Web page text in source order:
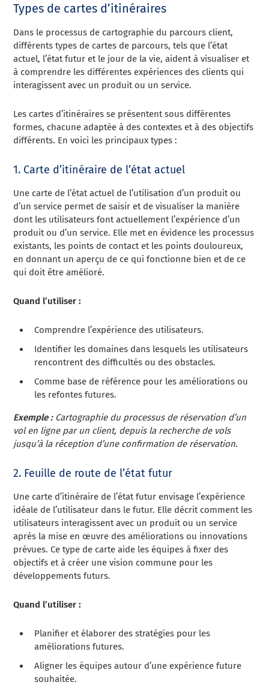
Types de cartes d’itinéraires
Dans le processus de cartographie du parcours client,
différents types de cartes de parcours, tels que l’état
actuel, l’état futur et le jour de la vie, aident à visualiser et
à comprendre les différentes expériences des clients qui
interagissent avec un produit ou un service.
Les cartes d’itinéraires se présentent sous différentes
formes, chacune adaptée à des contextes et à des objectifs
différents. En voici les principaux types :
1. Carte d’itinéraire de l’état actuel
Une carte de l’état actuel de l’utilisation d’un produit ou
d’un service permet de saisir et de visualiser la manière
dont les utilisateurs font actuellement l’expérience d’un
produit ou d’un service. Elle met en évidence les processus
existants, les points de contact et les points douloureux,
en donnant un aperçu de ce qui fonctionne bien et de ce
qui doit être amélioré.
Quand l’utiliser :
Comprendre l’expérience des utilisateurs.
Identifier les domaines dans lesquels les utilisateurs
rencontrent des difficultés ou des obstacles.
Comme base de référence pour les améliorations ou
les refontes futures.
Exemple : Cartographie du processus de réservation d’un
vol en ligne par un client, depuis la recherche de vols
jusqu’à la réception d’une confirmation de réservation.
2. Feuille de route de l’état futur
Une carte d’itinéraire de l’état futur envisage l’expérience
idéale de l’utilisateur dans le futur. Elle décrit comment les
utilisateurs interagissent avec un produit ou un service
après la mise en œuvre des améliorations ou innovations
prévues. Ce type de carte aide les équipes à fixer des
objectifs et à créer une vision commune pour les
développements futurs.
Quand l’utiliser :
Planifier et élaborer des stratégies pour les
améliorations futures.
Aligner les équipes autour d’une expérience future
souhaitée.